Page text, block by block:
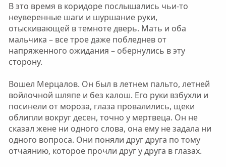
В это время в коридоре послышались чьи-то
неуверенные шаги и шуршание руки,
отыскивающей в темноте дверь. Мать и оба
мальчика – все трое даже побледнев от
напряженного ожидания – обернулись в эту
сторону.
Вошел Мерцалов. Он был в летнем пальто, летней
войлочной шляпе и без калош. Его руки взбухли и
посинели от мороза, глаза провалились, щеки
облипли вокруг десен, точно у мертвеца. Он не
сказал жене ни одного слова, она ему не задала ни
одного вопроса. Они поняли друг друга по тому
отчаянию, которое прочли друг у друга в глазах.